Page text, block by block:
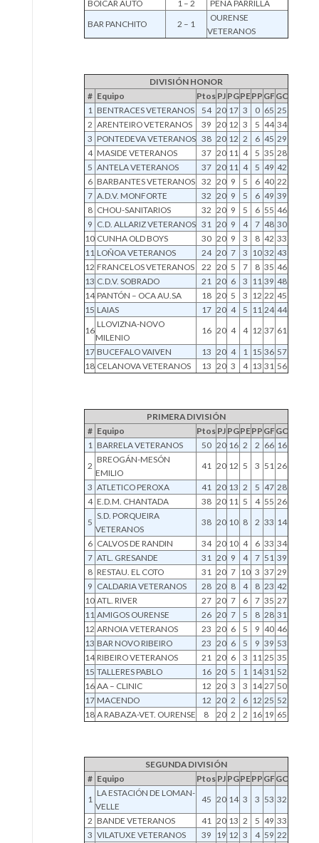
BOICAR AUTO 1 – 2
PEÑA PARRILLA
BAR PANCHITO
2 – 1
OURENSE
VETERANOS
DIVISIÓN HONOR
# Equipo Ptos PJ PGPEPP GFGC
1 BENTRACES VETERANOS 54 20 17 3 0 65 25
2 ARENTEIRO VETERANOS 39 20 12 3 5 44 34
3 PONTEDEVA VETERANOS 38 20 12 2 6 45 29
4 MASIDE VETERANOS 37 20 11 4 5 35 28
5 ANTELA VETERANOS 37 20 11 4 5 49 42
6 BARBANTES VETERANOS 32 20 9 5 6 40 22
7 A.D.V. MONFORTE 32 20 9 5 6 49 39
8 CHOU-SANITARIOS 32 20 9 5 6 55 46
9 C.D. ALLARIZ VETERANOS 31 20 9 4 7 48 30
10 CUNHA OLD BOYS 30 20 9 3 8 42 33
11 LOÑOA VETERANOS 24 20 7 3 10 32 43
12 FRANCELOS VETERANOS 22 20 5 7 8 35 46
13 C.D.V. SOBRADO 21 20 6 3 11 39 48
14 PANTÓN – OCA AU.SA 18 20 5 3 12 22 45
15 LAIAS 17 20 4 5 11 24 44
16
LLOVIZNA-NOVO
MILENIO
16 20 4 4 12 37 61
17 BUCEFALO VAIVEN 13 20 4 1 15 36 57
18 CELANOVA VETERANOS 13 20 3 4 13 31 56
PRIMERA DIVISIÓN
# Equipo Ptos PJ PGPEPP GFGC
1 BARRELA VETERANOS 50 20 16 2 2 66 16
2
BREOGÁN-MESÓN
EMILIO
41 20 12 5 3 51 26
3 ATLETICO PEROXA 41 20 13 2 5 47 28
4 E.D.M. CHANTADA 38 20 11 5 4 55 26
5
S.D. PORQUEIRA
VETERANOS
38 20 10 8 2 33 14
6 CALVOS DE RANDIN 34 20 10 4 6 33 34
7 ATL. GRESANDE 31 20 9 4 7 51 39
8 RESTAU. EL COTO 31 20 7 10 3 37 29
9 CALDARIA VETERANOS 28 20 8 4 8 23 42
10 ATL. RIVER 27 20 7 6 7 35 27
11 AMIGOS OURENSE 26 20 7 5 8 28 31
12 ARNOIA VETERANOS 23 20 6 5 9 40 46
13 BAR NOVO RIBEIRO 23 20 6 5 9 39 53
14 RIBEIRO VETERANOS 21 20 6 3 11 25 35
15 TALLERES PABLO 16 20 5 1 14 31 52
16 AA – CLINIC 12 20 3 3 14 27 50
17 MACENDO 12 20 2 6 12 25 52
18 A RABAZA-VET. OURENSE 8 20 2 2 16 19 65
SEGUNDA DIVISIÓN
# Equipo Ptos PJ PGPEPP GFGC
1
LA ESTACIÓN DE LOMAN-
VELLE
45 20 14 3 3 53 32
2 BANDE VETERANOS 41 20 13 2 5 49 33
3 VILATUXE VETERANOS 39 19 12 3 4 59 22